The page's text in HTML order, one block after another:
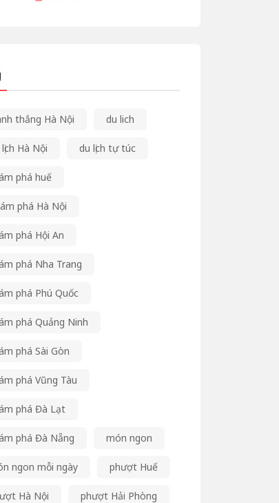
thắng Hà Nội du lich
Hà Nội du lịch tự túc
phá huế
phá Hà Nội
phá Hội An
phá Nha Trang
phá Phú Quốc
phá Quảng Ninh
phá Sài Gòn
phá Vũng Tàu
phá Đà Lạt
phá Đà Nẵng món ngon
ngon mỗi ngày phượt Huế
Hà Nội phượt Hải Phòng